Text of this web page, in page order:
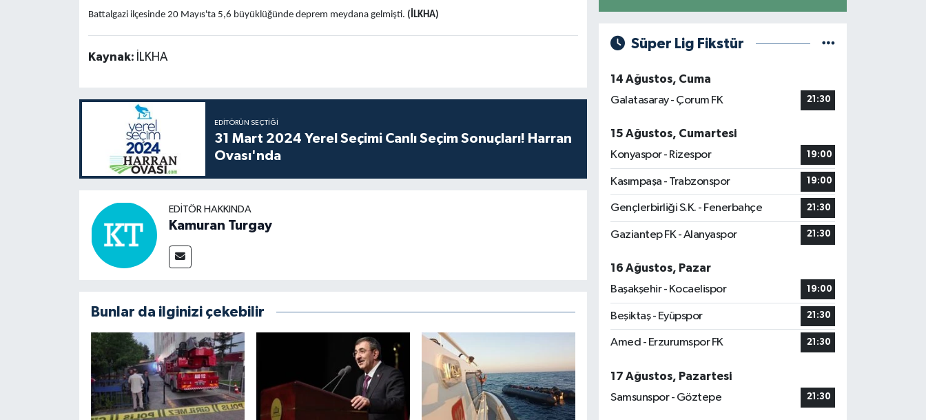
Battalgazi ilçesinde 20 Mayıs'ta 5,6 büyüklüğünde deprem meydana gelmişti. (İLKHA)
Kaynak: İLKHA
EDITÖRÜN SEÇTIĞI
31 Mart 2024 Yerel Seçimi Canlı Seçim Sonuçları! Harran
Ovası'nda
EDITÖR HAKKINDA
Kamuran Turgay
Bunlar da ilginizi çekebilir
Süper Lig Fikstür
14 Ağustos, Cuma
Galatasaray - Çorum FK
21:30
15 Ağustos, Cumartesi
Konyaspor - Rizespor
19:00
Kasımpaşa - Trabzonspor 19:00
Gençlerbirliği S.K. - Fenerbahçe 21:30
Gaziantep FK - Alanyaspor 21:30
16 Ağustos, Pazar
Başakşehir - Kocaelispor
19:00
Beşiktaş - Eyüpspor 21:30
Amed - Erzurumspor FK 21:30
17 Ağustos, Pazartesi
Samsunspor - Göztepe
21:30